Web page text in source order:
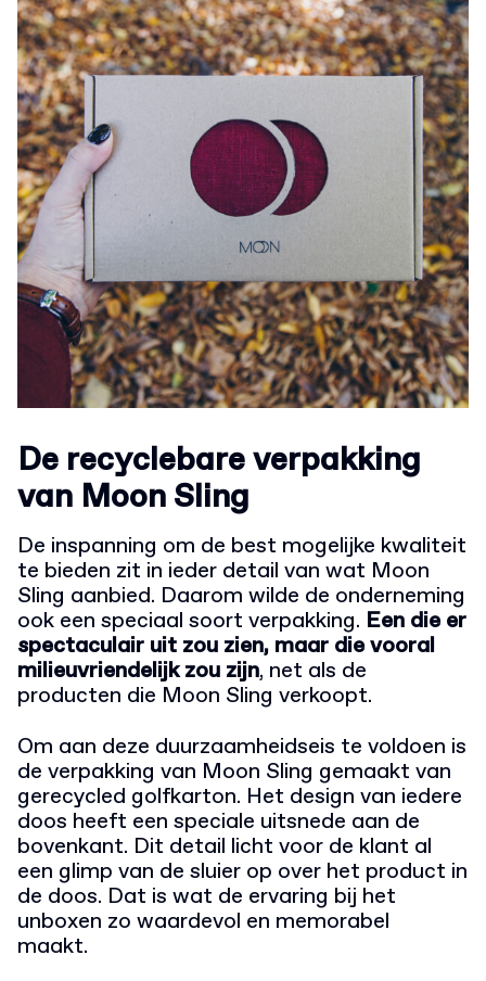
De recyclebare verpakking
van Moon Sling
De inspanning om de best mogelijke kwaliteit
te bieden zit in ieder detail van wat Moon
Sling aanbied. Daarom wilde de onderneming
ook een speciaal soort verpakking. Een die er
spectaculair uit zou zien, maar die vooral
milieuvriendelijk zou zijn, net als de
producten die Moon Sling verkoopt.
Om aan deze duurzaamheidseis te voldoen is
de verpakking van Moon Sling gemaakt van
gerecycled golfkarton. Het design van iedere
doos heeft een speciale uitsnede aan de
bovenkant. Dit detail licht voor de klant al
een glimp van de sluier op over het product in
de doos. Dat is wat de ervaring bij het
unboxen zo waardevol en memorabel
maakt.